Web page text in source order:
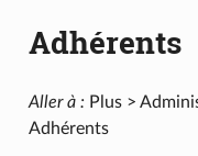
Adhérents
Aller à :Plus >
Adhérents